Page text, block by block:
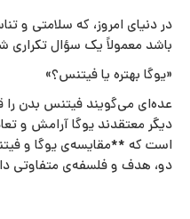
در دنیای امروز، که سلامتی و
باشد معمولاً یک سؤال تکراری
«یوگا بهتره یا فیتنس؟»
عده‌ای می‌گویند فیتنس بدن
دیگر معتقدند یوگا آرامش و
است که **مقایسه‌ی یوگا و
دو، هدف و فلسفه‌ی متفاوتی